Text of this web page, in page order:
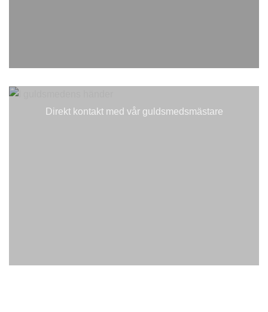
Direkt kontakt med vår guldsmedsmästare